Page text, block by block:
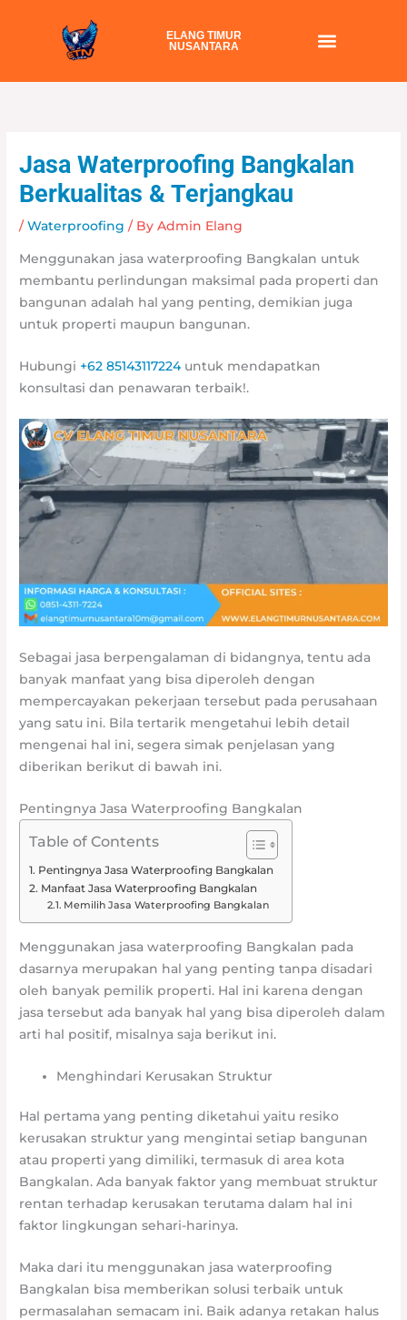
ELANG TIMUR
NUSANTARA
Jasa Waterproofing Bangkalan
Berkualitas & Terjangkau
/Waterproofing / ByAdmin Elang
Menggunakan jasa waterproofing Bangkalan untuk
membantu perlindungan maksimal pada properti dan
bangunan adalah hal yang penting, demikian juga
untuk properti maupun bangunan.
Hubungi +62 85143117224untuk mendapatkan
konsultasi dan penawaran terbaik!.
Sebagai jasa berpengalaman di bidangnya, tentu ada
banyak manfaat yang bisa diperoleh dengan
mempercayakan pekerjaan tersebut pada perusahaan
yang satu ini. Bila tertarik mengetahui lebih detail
mengenai hal ini, segera simak penjelasan yang
diberikan berikut di bawah ini.
Pentingnya Jasa Waterproofing Bangkalan
Table of Contents
Pentingnya Jasa Waterproofing Bangkalan
Manfaat Jasa Waterproofing Bangkalan
Memilih Jasa Waterproofing Bangkalan
Menggunakan jasa waterproofing Bangkalan pada
dasarnya merupakan hal yang penting tanpa disadari
oleh banyak pemilik properti. Hal ini karena dengan
jasa tersebut ada banyak hal yang bisa diperoleh dalam
arti hal positif, misalnya saja berikut ini.
Menghindari Kerusakan Struktur
Hal pertama yang penting diketahui yaitu resiko
kerusakan struktur yang mengintai setiap bangunan
atau properti yang dimiliki, termasuk di area kota
Bangkalan. Ada banyak faktor yang membuat struktur
rentan terhadap kerusakan terutama dalam hal ini
faktor lingkungan sehari-harinya.
Maka dari itu menggunakan jasa waterproofing
Bangkalan bisa memberikan solusi terbaik untuk
permasalahan semacam ini. Baik adanya retakan halus